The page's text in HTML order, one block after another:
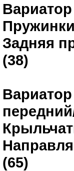
Задняя
(38)
Вариатор
(65)